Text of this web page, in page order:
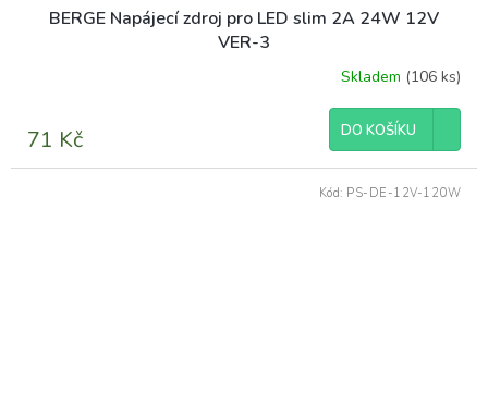
BERGE Napájecí zdroj pro LED slim 2A 24W 12V
VER-3
Skladem (106 ks)
71 Kč DO KOŠÍKU
Kód: PS-DE-12V-120W